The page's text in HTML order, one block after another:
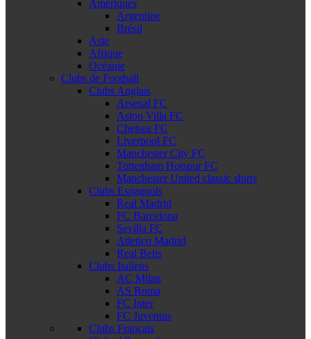
Amériques
Argentine
Brésil
Asie
Afrique
Océanie
Clubs de Football
Clubs Anglais
Arsenal FC
Aston Villa FC
Chelsea FC
Liverpool FC
Manchester City FC
Tottenham Hotspur FC
Manchester United classic shirts
Clubs Espagnols
Real Madrid
FC Barcelona
Sevilla FC
Atletico Madrid
Real Betis
Clubs Italiens
AC Milan
AS Roma
FC Inter
FC Juventus
Clubs Français